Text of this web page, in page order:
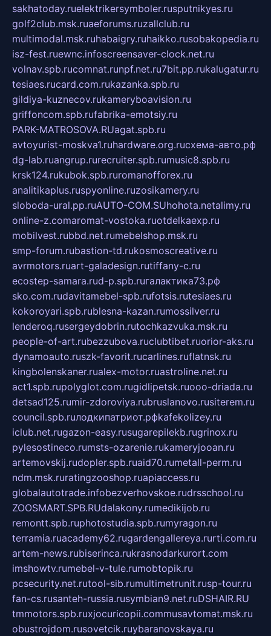
sakhatoday.ruelektrikersymboler.rusputnikyes.ru
golf2club.msk.ruaeforums.ruzallclub.ru
multimodal.msk.ruhabaigry.ruhaikko.rusobakopedia.ru
isz-fest.ruewnc.infoscreensaver-clock.net.ru
volnav.spb.rucomnat.runpf.net.ru7bit.pp.rukalugatur.ru
tesiaes.rucard.com.rukazanka.spb.ru
gildiya-kuznecov.rukameryboavision.ru
griffoncom.spb.rufabrika-emotsiy.ru
PARK-MATROSOVA.RUagat.spb.ru
avtoyurist-moskva1.ruhardware.org.ruсхема-авто.рф
dg-lab.ruangrup.rurecruiter.spb.rumusic8.spb.ru
krsk124.rukubok.spb.ruromanofforex.ru
analitikaplus.ruspyonline.ruzosikamery.ru
sloboda-ural.pp.ruAUTO-COM.SUhohota.netalimy.ru
online-z.comaromat-vostoka.ruotdelkaexp.ru
mobilvest.rubbd.net.rumebelshop.msk.ru
smp-forum.rubastion-td.rukosmoscreative.ru
avrmotors.ruart-galadesign.rutiffany-c.ru
ecostep-samara.rud-p.spb.ruгалактика73.рф
sko.com.rudavitamebel-spb.rufotsis.rutesiaes.ru
kokoroyari.spb.rublesna-kazan.rumossilver.ru
lenderoq.rusergeydobrin.rutochkazvuka.msk.ru
people-of-art.rubezzubova.ruclubtibet.ruorior-aks.ru
dynamoauto.ruszk-favorit.rucarlines.ruflatnsk.ru
kingbolenskaner.rualex-motor.ruastroline.net.ru
act1.spb.rupolyglot.com.rugidlipetsk.ruooo-driada.ru
detsad125.rumir-zdoroviya.rubruslanovo.rusiterem.ru
council.spb.ruлодкипатриот.рфkafekolizey.ru
iclub.net.rugazon-easy.rusugarepilekb.rugrinox.ru
pylesostineco.rumsts-ozarenie.rukameryjooan.ru
artemovskij.rudopler.spb.ruaid70.rumetall-perm.ru
ndm.msk.ruratingzooshop.ruapiaccess.ru
globalautotrade.infobezverhovskoe.rudrsschool.ru
ZOOSMART.SPB.RUdalakony.rumedikijob.ru
remontt.spb.ruphotostudia.spb.rumyragon.ru
terramia.ruacademy62.rugardengallereya.rurti.com.ru
artem-news.rubiserinca.rukrasnodarkurort.com
imshowtv.rumebel-v-tule.rumobtopik.ru
pcsecurity.net.rutool-sib.rumultimetrunit.rusp-tour.ru
fan-cs.rusanteh-russia.rusymbian9.net.ruDSHAIR.RU
tmmotors.spb.ruxjocuricopii.commusavtomat.msk.ru
obustrojdom.rusovetcik.ruybaranovskaya.ru